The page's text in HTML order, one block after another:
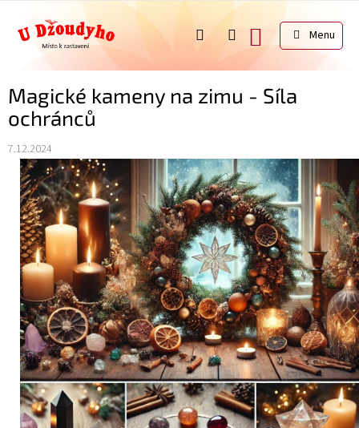
obsah
NÁKUPNÍ
KOŠÍK
Magické kameny na zimu - Síla
ochránců
7.12.2024